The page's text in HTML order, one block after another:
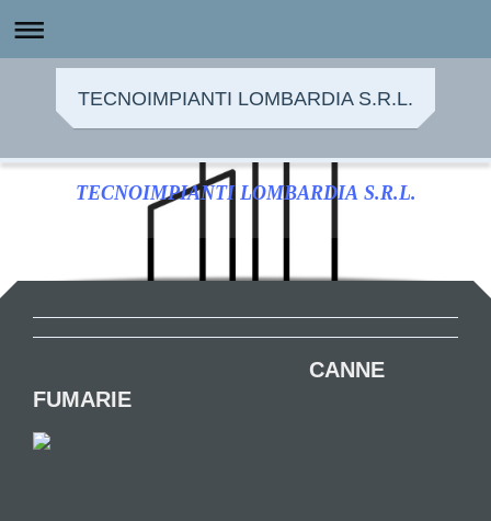
TECNOIMPIANTI LOMBARDIA S.R.L.
TECNOIMPIANTI LOMBARDIA S.R.L.
CANNE
FUMARIE